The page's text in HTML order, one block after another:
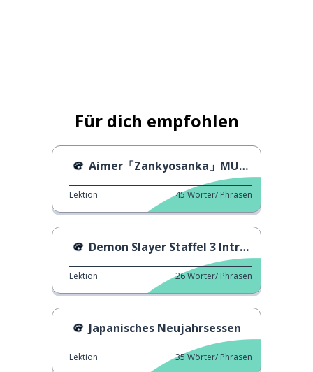
Für dich empfohlen
Aimer「Zankyosanka」MUSIKVIDEO (Demon Slayer)
Lektion 45Wörter/ Phrasen
Demon Slayer Staffel 3 Intro - MAN WITH A MISSION
Lektion 26Wörter/ Phrasen
Japanisches Neujahrsessen
Lektion 35Wörter/ Phrasen